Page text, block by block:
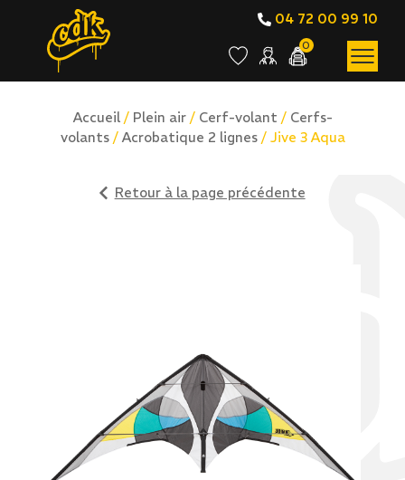
04 72 00 99 10
0
Accueil/ Plein air/ Cerf-volant / Cerfs-
volants/ Acrobatique 2 lignes/ Jive 3 Aqua
Retour à la page précédente